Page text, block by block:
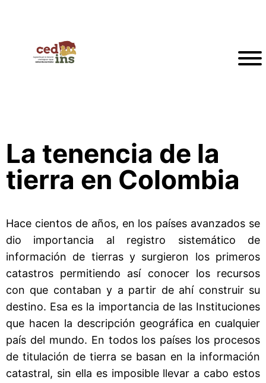
La tenencia de la
tierra en Colombia
Hace cientos de años, en los países avanzados se
dio importancia al registro sistemático de
información de tierras y surgieron los primeros
catastros permitiendo así conocer los recursos
con que contaban y a partir de ahí construir su
destino. Esa es la importancia de las Instituciones
que hacen la descripción geográfica en cualquier
país del mundo. En todos los países los procesos
de titulación de tierra se basan en la información
catastral, sin ella es imposible llevar a cabo estos